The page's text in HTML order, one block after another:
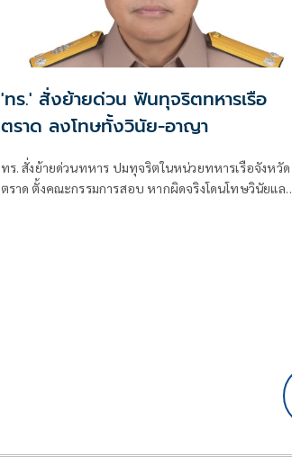
'ทร.' สั่งย้ายด่วน ฟันทุจริตทหารเรือ
ตราด ลงโทษทั้งวินัย-อาญา
ทร. สั่งย้ายด่วนทหาร ปมทุจริตในหน่วยทหารเรือจังหวัด
ตราด ตั้งคณะกรรมการสอบ หากผิดจริงโดนโทษวินัยและ